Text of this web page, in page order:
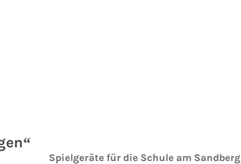
Spielgeräte für die Schule am Sandberg